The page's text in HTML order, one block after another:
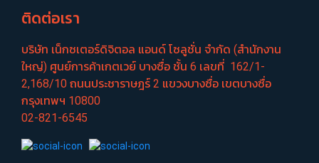
ติดต่อเรา
บริษัท เน็กซเตอร์​ดิจิตอล แอนด์ โซลูชั่น จำกัด (สำนักงาน
ใหญ่) ศูนย์​การค้าเกตเวย์​ บางซื่อ​ ชั้น​ 6​ เลขที่ ​ 162/1-
2,168/10 ถนนประชา​ราษฎร์​ 2 แขวงบางซื่อ​ เขตบางซื่อ​
กรุงเทพฯ 10800
02-821-6545